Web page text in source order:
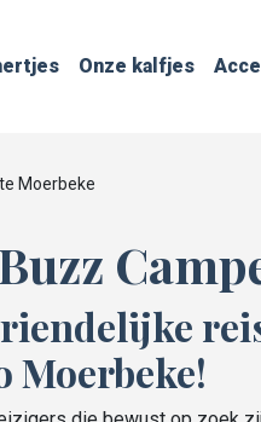
Onze kalfjes
Moerbeke
Moerbeke!